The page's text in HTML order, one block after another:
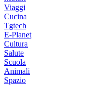
Viaggi
Cucina
Tgtech
E-Planet
Cultura
Salute
Scuola
Animali
Spazio